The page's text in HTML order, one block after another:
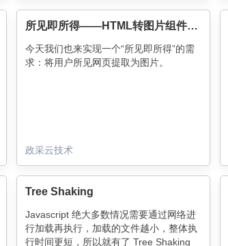
署，这就是我们云长做的事情。如果想从
零开始搭建一个自己团队的部署平台可以
看下我们往期文章 如何搭建适合自己团队
的构建部署平台，本期我们只是针对云长
所见即所得——HTML转图片组件开发
今天我们也来实现一个“所见即所得”的需
求：将用户所见网页提取为图片。
政采云技术
Tree Shaking
Javascript 绝大多数情况需要通过网络进
行加载再执行，加载的文件越小，整体执
行时间更短，所以就有了 Tree Shaking